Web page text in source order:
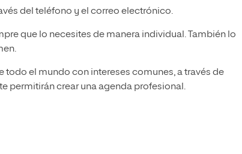
del teléfono y el correo electrónico.
que lo necesites de manera individual. También lo
el mundo con intereses comunes, a través de
permitirán crear una agenda profesional.